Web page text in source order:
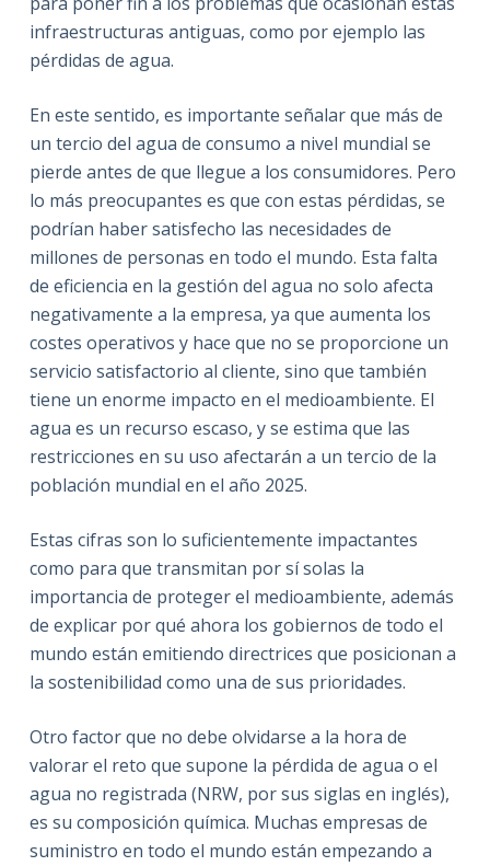
infraestructuras antiguas, como por ejemplo las
pérdidas de agua.
En este sentido, es importante señalar que más de
un tercio del agua de consumo a nivel mundial se
pierde antes de que llegue a los consumidores. Pero
lo más preocupantes es que con estas pérdidas, se
podrían haber satisfecho las necesidades de
millones de personas en todo el mundo. Esta falta
de eficiencia en la gestión del agua no solo afecta
negativamente a la empresa, ya que aumenta los
costes operativos y hace que no se proporcione un
servicio satisfactorio al cliente, sino que también
tiene un enorme impacto en el medioambiente. El
agua es un recurso escaso, y se estima que las
restricciones en su uso afectarán a un tercio de la
población mundial en el año 2025.
Estas cifras son lo suficientemente impactantes
como para que transmitan por sí solas la
importancia de proteger el medioambiente, además
de explicar por qué ahora los gobiernos de todo el
mundo están emitiendo directrices que posicionan a
la sostenibilidad como una de sus prioridades.
Otro factor que no debe olvidarse a la hora de
valorar el reto que supone la pérdida de agua o el
agua no registrada (NRW, por sus siglas en inglés),
es su composición química. Muchas empresas de
suministro en todo el mundo están empezando a